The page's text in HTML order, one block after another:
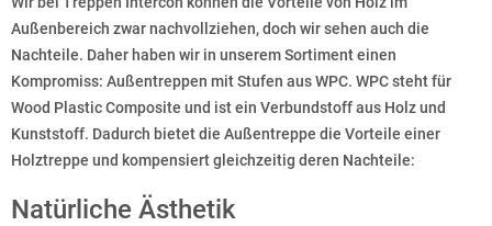
Außenbereich zwar nachvollziehen, doch wir sehen auch die
Nachteile. Daher haben wir in unserem Sortiment einen
Kompromiss: Außentreppen mit Stufen aus WPC. WPC steht für
Wood Plastic Composite und ist ein Verbundstoff aus Holz und
Kunststoff. Dadurch bietet die Außentreppe die Vorteile einer
Holztreppe und kompensiert gleichzeitig deren Nachteile:
Natürliche Ästhetik